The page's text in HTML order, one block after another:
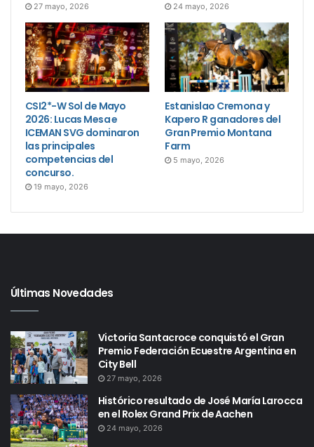
27 mayo, 2026 24 mayo, 2026
CSI2*-W Sol de Mayo
2026: Lucas Mesa e
ICEMAN SVG dominaron
las principales
competencias del
concurso.
19 mayo, 2026
Estanislao Cremona y
Kapero R ganadores del
Gran Premio Montana
Farm
5 mayo, 2026
Últimas Novedades
Victoria Santacroce conquistó el Gran
Premio Federación Ecuestre Argentina en
City Bell
27 mayo, 2026
Histórico resultado de José María Larocca
en el Rolex Grand Prix de Aachen
24 mayo, 2026